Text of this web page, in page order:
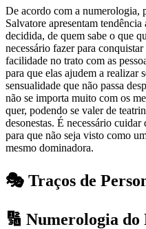
De acordo com a numerologia,
Salvatore apresentam
decidida, de quem sabe o que
necessário fazer para
facilidade no trato com as
para que elas ajudem a realizar
sensualidade que não passa
não se importa muito com os
quer, podendo se valer de
desonestas. É necessário cuidar
para que não seja visto como
mesmo dominadora.
🎭 Traços de
🔢 Numerologia do